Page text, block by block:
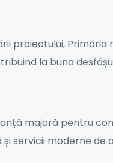
proiectului, Primăria
la buna
majoră pentru
servicii moderne de